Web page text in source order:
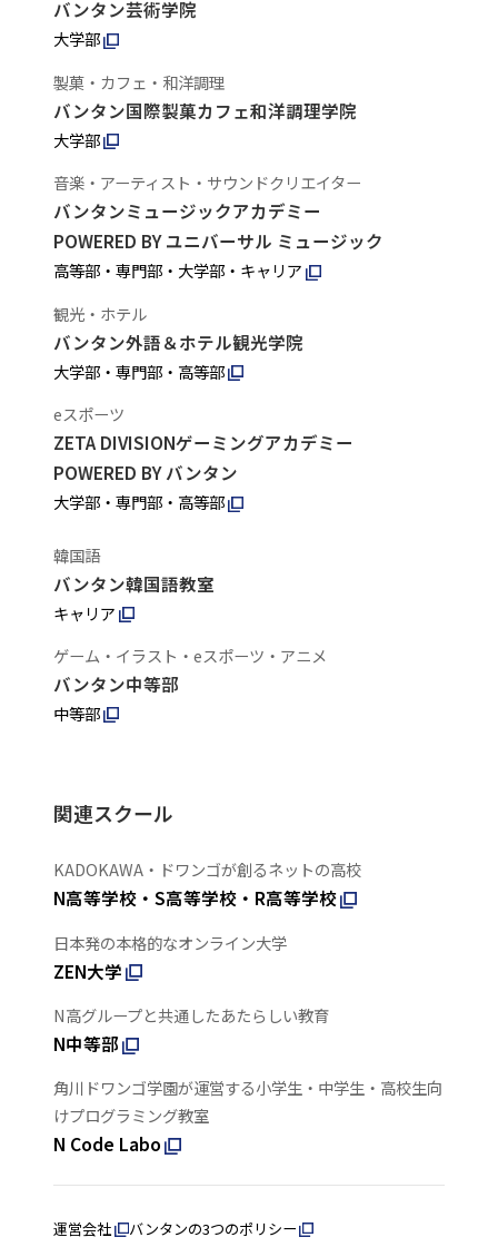
バンタン芸術学院
大学部
製菓・カフェ・和洋調理
バンタン国際製菓カフェ和洋調理学院
大学部
音楽・アーティスト・サウンドクリエイター
バンタンミュージックアカデミー
POWERED BY ユニバーサル ミュージック
高等部・専門部・大学部・キャリア
観光・ホテル
バンタン外語＆ホテル観光学院
大学部・専門部・高等部
eスポーツ
ZETA DIVISIONゲーミングアカデミー
POWERED BY バンタン
大学部・専門部・高等部
韓国語
バンタン韓国語教室
キャリア
ゲーム・イラスト・eスポーツ・アニメ
バンタン中等部
中等部
関連スクール
KADOKAWA・ドワンゴが創るネットの高校
N高等学校・S高等学校・R高等学校
日本発の本格的なオンライン大学
ZEN大学
N高グループと共通したあたらしい教育
N中等部
角川ドワンゴ学園が運営する小学生・中学生・高校生向
けプログラミング教室
N Code Labo
運営会社
バンタンの3つのポリシー